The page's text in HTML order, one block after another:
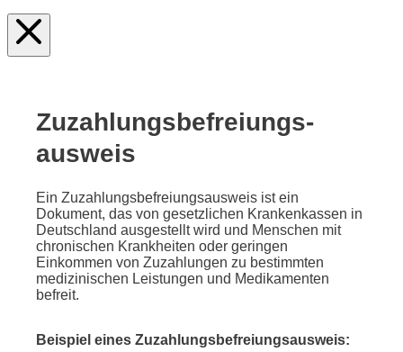
Zuzahlungs­befreiungs­
ausweis
Ein Zuzahlungsbefreiungsausweis ist ein
Dokument, das von gesetzlichen Krankenkassen in
Deutschland ausgestellt wird und Menschen mit
chronischen Krankheiten oder geringen
Einkommen von Zuzahlungen zu bestimmten
medizinischen Leistungen und Medikamenten
befreit.
Beispiel eines Zuzahlungsbefreiungsausweis: